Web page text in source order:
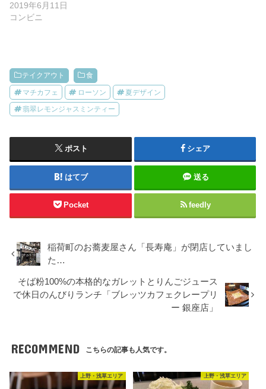
2019年6月11日
コンビニ
テイクアウト 食
マチカフェ ローソン 夏デザイン
翡翠レモンジャスミンティー
ポスト シェア
はてブ 送る
Pocket feedly
稲荷町のお蕎麦屋さん「長寿庵」が閉店していまし
た…
そば粉100%の本格的なガレットとりんごジュース
で休日のんびりランチ「ブレッツカフェクレープリ
ー 銀座店」
RECOMMEND こちらの記事も人気です。
上野・浅草エリア 上野・浅草エリア